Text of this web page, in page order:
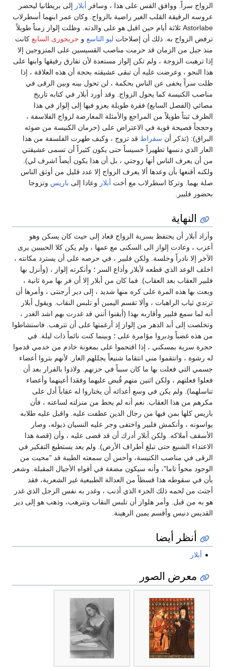
الزواج سراً. ووافق القس على هذا ، وسافر أبلار إلى بريطانيا ليحضر
عروسه الرقيقة القلب الغير راضية بالزواج. وكان عمر ابنهما أسطرلاب
Astorlabe ثلاثة أيام حين اقبل هو على والدته. وظلت إلواز زمناً طويلاً
ترفض الزواج به. ذلك أن إصلاحات ليو التاسع و جريجورى السابع كانت
منذ جيل من الزمان قد حرمت مناصب القسيسين على المتزوجين إلا
إذا ترهبت الزوجة ، ولم تكن إلواز مستعدة لأن تفارق رفيقها وابنها على
هذا النحو ، وعرضت عليه أن تبقى عشيقته بحجة أن هذه العلاقة ، إذا
ظلت سراً يخفى عن الناس بحكمة ، لن تحول بينه وبين الرقى في
مناصب الكنيسة كما يحول الزواج. وقد أورد أبلار في كتابه تاريخ
مصائي (الفصل السابع) فقرة طويلة يعزو فيها إلى إلواز في هذا
الظرف ثبتاً طويلاً من المراجع والأمثلة المعارضة لزواج الفلاسفة ،
وحججاً فصيحة قوية في الاعتراض على (حرمان الكنيسة من ضوئه
البراق): (تذكر أن سقراط قد تزوج ، وكيف طهرت الفلسفة من هذا
العار الذي دنسها تطهيراً خسيساً حتى يكون كثيراً أن تسمى عشيقتي
من أن يعرف الناس أنها زوجتي ، بل أن هذا يكون أيضاً اشرف لي).
ولكنه أقنعها بأن وعدها ألا يعرف الزواج إلا عدد قليل من أوثق الناس
صلة بهما. وتركا اسطرلاب مع أخت أبلار وعادا إلى باريس وتزوجا
بحضور فلبير.
النهاية
وأراد أبلار أن يحتفظ بسرية الزواج فعاد إلى حيث كان يسكن وهو
أعزب ، وعادت إلواز الى السكنى مع عمها ، ولم يكن كلا الحبيبين يرى
الآخر إلا نادراً وخلسة. ولكن فلبير ، في حرصه على أن يسترد مكانته ،
اخلف الوعد الذي قطعه لأبلار وأذاع السر ؛ وأنكرته إلواز ، (وأنزل بها
فلبير العقاب بعد العقاب). فما كان من أبلار إلا أن فر بها مرة ثانية ،
وبعث بها هذه المرة على كره منها شديد ، إلى دير أرجنتى ، وأمرها أن
ترتدي ثياب الراهبات ، وألا تقسم اليمين أو تلبس النقاب. ويقول أبلار
أنه لما سمع فلبير وأقاربه بهذا (أيقنوا أنني قد غدرت بهم اشد الغدر ،
وتخلصت إلى أبد الدهر من إلواز إذ أرغمتها على أن تترهب. فاستشاطوا
من هذه غضباً ودبروا مؤامرة على ؛ وبينما كنت نائماً ذات ليلة. في
حجرة سرية بمسكني ، إذا اقتحموا على بمعونة خادم من خدمي قدموا
له رشوة ، وانتقموا مني انتقاما شنيعاً يجللهم العار. لأنهم بتروا أعضاء
جسمي التي فعلت بها ما كان سبباً في حزنهم. ولاذوا بالفرار بعد أن
فعلوا فعلتهم ، ولكن اثنين منهم قُبض عليهما وفقدا أعينهما وأعضاء
تناسلهما). ولم يكن في وسع أعدائه أن يختاروا له عقاباً أدل على
مكرهم من هذا العقاب. نعم أنه لم يحط من منزلته لساعته ، فأن
باريس كلها بمن فيها من رجال الدين عطفت عليه. واقبل عليه طلابه
يواسونه ، وأنكمش فلبير واختفى وجر عليه النسيان ذيوله، وصار
الأسقف أملاكه. ولكن أبلار أدرك أن قد قضى عليه ، وأن (قصة هذا
الاعتداء الشنيع حتى تبلغ أطراف الأرض). ولم يعد يستطيع التفكير في
الرقى في مناصب الكنيسة، وأحس أن سمعته الطيبة قد "محيت من
الوجود محواً تاما"، وأنه سيكون مضغة في أفواه الأجيال المقبلة. وشعر
بأن في سقوطه هذا قسطاً من العدالة الطبيعية غير الشعرية، فقد
أجتث من لحمه ذلك الجزء الذي أذنب ، وغدر به نفس الرجل الذي غدر
هو به من قبل. وأمر هلواز أن تلبس النقاب وتترهب، وذهب هو إلى دير
القديس دنيس وأقسم يمين الرهينة.
أنظر أيضا
أبلار
معرض الصور